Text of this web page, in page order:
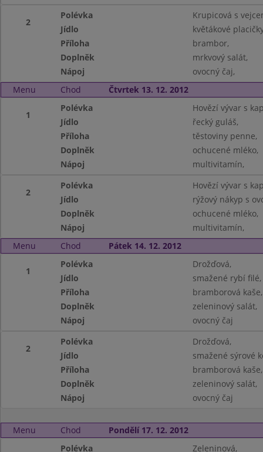
2
Polévka
Krupicová s
Jídlo
květákové
Příloha
brambor,
Doplněk
mrkvový salát,
Nápoj
ovocný čaj,
Menu
Chod Čtvrtek 13. 12. 2012
1
Polévka
Hovězí vývar s
Jídlo
řecký guláš,
Příloha
těstoviny penne,
Doplněk
ochucené mléko,
Nápoj
multivitamín,
2
Polévka
Hovězí vývar s
Jídlo
rýžový nákyp s
Doplněk
ochucené mléko,
Nápoj
multivitamín,
Menu
Chod Pátek 14. 12. 2012
1
Polévka
Drožďová,
Jídlo
smažené rybí filé,
Příloha
bramborová kaše,
Doplněk
zeleninový salát,
Nápoj
ovocný čaj
2
Polévka
Drožďová,
Jídlo
smažené sýrové
Příloha
bramborová kaše,
Doplněk
zeleninový salát,
Nápoj
ovocný čaj
Menu Chod Pondělí 17. 12. 2012
Polévka Zeleninová,